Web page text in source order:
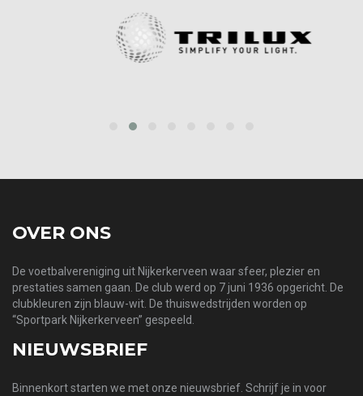
OVER ONS
De voetbalvereniging uit Nijkerkerveen waar sfeer, plezier en
prestaties samen gaan. De club werd op 7 juni 1936 opgericht. De
clubkleuren zijn blauw-wit. De thuiswedstrijden worden op
“Sportpark Nijkerkerveen” gespeeld.
NIEUWSBRIEF
Binnenkort starten we met onze nieuwsbrief. Schrijf je in voor